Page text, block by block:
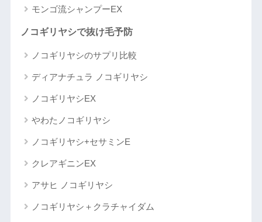
モンゴ流シャンプーEX
ノコギリヤシで抜け毛予防
ノコギリヤシのサプリ比較
ディアナチュラ ノコギリヤシ
ノコギリヤシEX
やわたノコギリヤシ
ノコギリヤシ+セサミンE
クレアギニンEX
アサヒ ノコギリヤシ
ノコギリヤシ＋クラチャイダム